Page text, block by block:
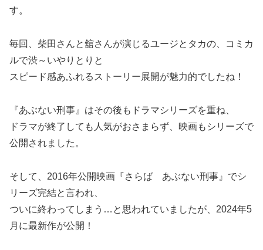
す。
毎回、柴田さんと舘さんが演じるユージとタカの、コミカ
ルで渋～いやりとりと
スピード感あふれるストーリー展開が魅力的でしたね！
『あぶない刑事』はその後もドラマシリーズを重ね、
ドラマが終了しても人気がおさまらず、映画もシリーズで
公開されました。
そして、2016年公開映画『さらば あぶない刑事』でシ
リーズ完結と言われ、
ついに終わってしまう…と思われていましたが、2024年5
月に最新作が公開！